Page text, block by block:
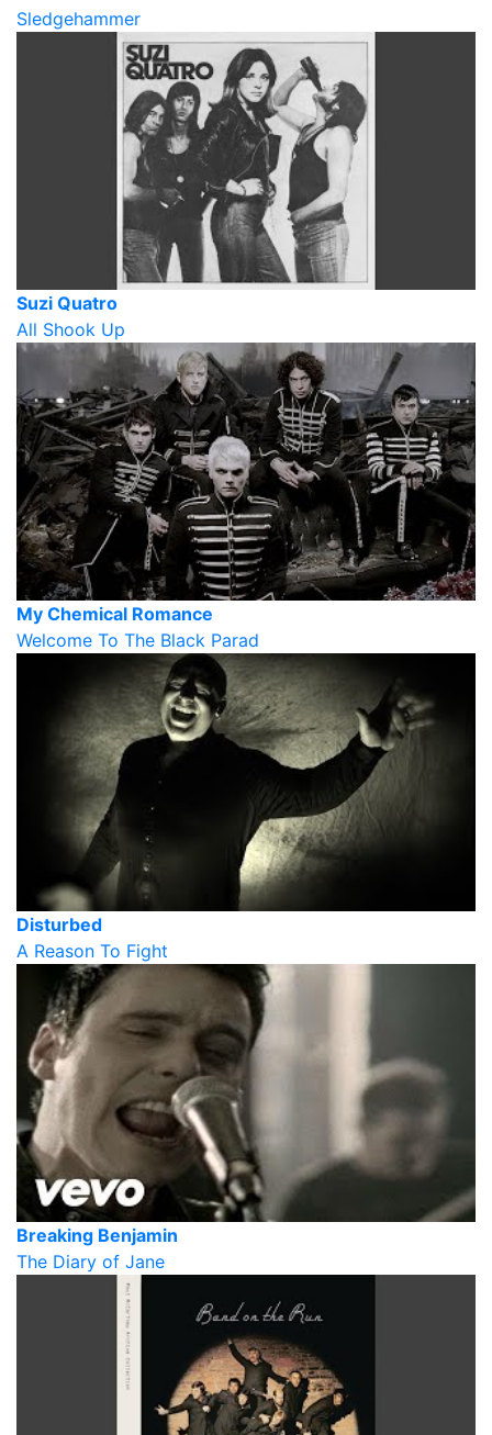
Sledgehammer
Suzi Quatro
All Shook Up
My Chemical Romance
Welcome To The Black Parad
Disturbed
A Reason To Fight
Breaking Benjamin
The Diary of Jane